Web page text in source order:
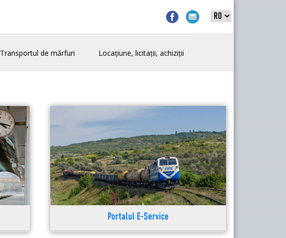
Transportul de mărfuri Locațiune, licitații, achiziții
Portalul E-Service